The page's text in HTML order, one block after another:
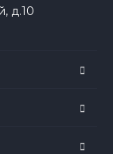
д.10